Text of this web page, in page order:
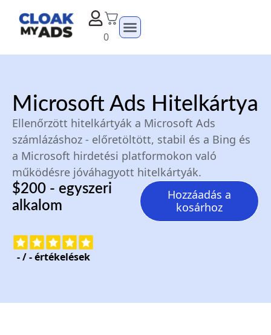
0
Microsoft Ads Hitelkártya
Ellenőrzött hitelkártyák a Microsoft Ads
számlázáshoz - előretöltött, stabil és a Bing és
a Microsoft hirdetési platformokon való
működésre jóváhagyott hitelkártyák.
$200 - egyszeri
alkalom
Hozzáadás a
kosárhoz
-/-értékelések